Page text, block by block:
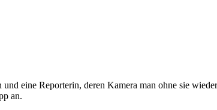
eine Reporterin, deren Kamera man ohne sie
an.